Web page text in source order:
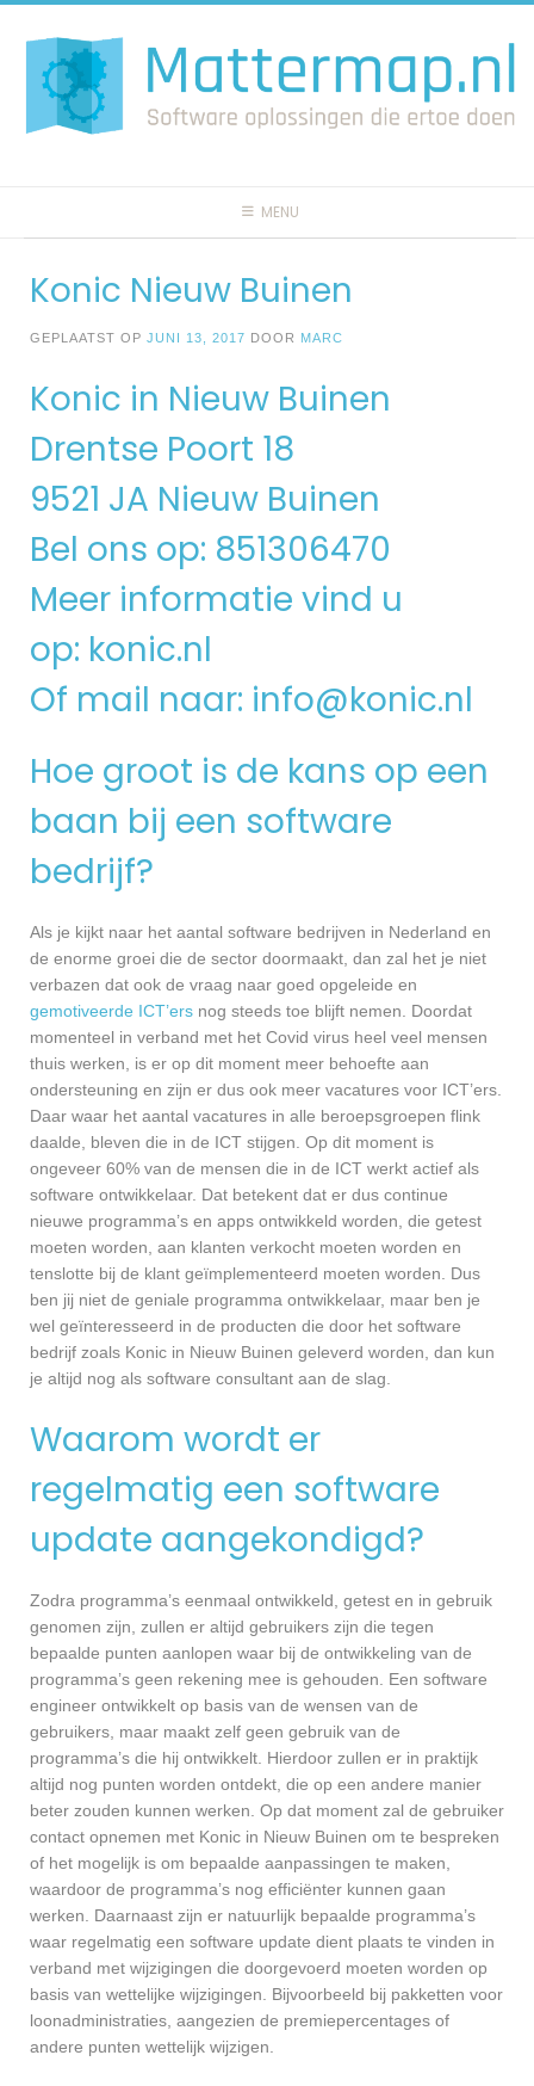
naar
inhoud
MENU
Konic Nieuw Buinen
GEPLAATST OP JUNI 13, 2017 DOOR MARC
Konic in Nieuw Buinen
Drentse Poort 18
9521 JA Nieuw Buinen
Bel ons op: 851306470
Meer informatie vind u
op: konic.nl
Of mail naar: info@konic.nl
Hoe groot is de kans op een
baan bij een software
bedrijf?
Als je kijkt naar het aantal software bedrijven in Nederland en
de enorme groei die de sector doormaakt, dan zal het je niet
verbazen dat ook de vraag naar goed opgeleide en
gemotiveerde ICT’ers nog steeds toe blijft nemen. Doordat
momenteel in verband met het Covid virus heel veel mensen
thuis werken, is er op dit moment meer behoefte aan
ondersteuning en zijn er dus ook meer vacatures voor ICT’ers.
Daar waar het aantal vacatures in alle beroepsgroepen flink
daalde, bleven die in de ICT stijgen. Op dit moment is
ongeveer 60% van de mensen die in de ICT werkt actief als
software ontwikkelaar. Dat betekent dat er dus continue
nieuwe programma’s en apps ontwikkeld worden, die getest
moeten worden, aan klanten verkocht moeten worden en
tenslotte bij de klant geïmplementeerd moeten worden. Dus
ben jij niet de geniale programma ontwikkelaar, maar ben je
wel geïnteresseerd in de producten die door het software
bedrijf zoals Konic in Nieuw Buinen geleverd worden, dan kun
je altijd nog als software consultant aan de slag.
Waarom wordt er
regelmatig een software
update aangekondigd?
Zodra programma’s eenmaal ontwikkeld, getest en in gebruik
genomen zijn, zullen er altijd gebruikers zijn die tegen
bepaalde punten aanlopen waar bij de ontwikkeling van de
programma’s geen rekening mee is gehouden. Een software
engineer ontwikkelt op basis van de wensen van de
gebruikers, maar maakt zelf geen gebruik van de
programma’s die hij ontwikkelt. Hierdoor zullen er in praktijk
altijd nog punten worden ontdekt, die op een andere manier
beter zouden kunnen werken. Op dat moment zal de gebruiker
contact opnemen met Konic in Nieuw Buinen om te bespreken
of het mogelijk is om bepaalde aanpassingen te maken,
waardoor de programma’s nog efficiënter kunnen gaan
werken. Daarnaast zijn er natuurlijk bepaalde programma’s
waar regelmatig een software update dient plaats te vinden in
verband met wijzigingen die doorgevoerd moeten worden op
basis van wettelijke wijzigingen. Bijvoorbeeld bij pakketten voor
loonadministraties, aangezien de premiepercentages of
andere punten wettelijk wijzigen.